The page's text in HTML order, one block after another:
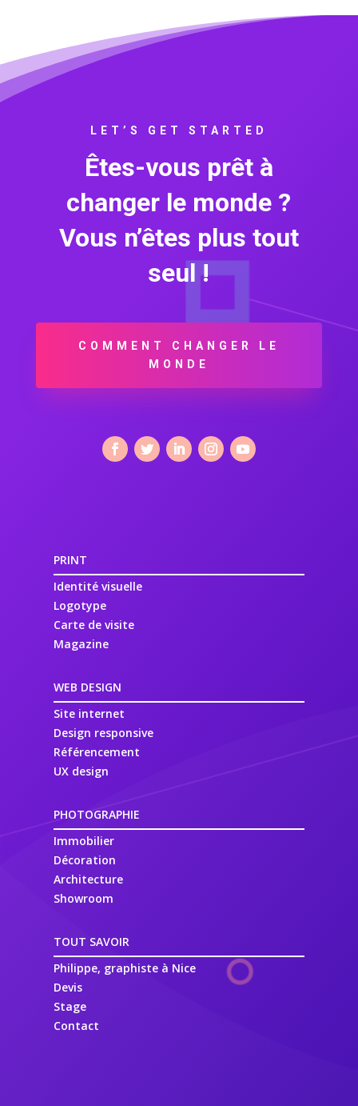
LET’S GET STARTED
Êtes-vous prêt à
changer le monde ?
Vous n’êtes plus tout
seul !
COMMENT CHANGER LE
MONDE
PRINT
Identité visuelle
Logotype
Carte de visite
Magazine
WEB DESIGN
Site internet
Design responsive
Référencement
UX design
PHOTOGRAPHIE
Immobilier
Décoration
Architecture
Showroom
TOUT SAVOIR
Philippe, graphiste à Nice
Devis
Stage
Contact